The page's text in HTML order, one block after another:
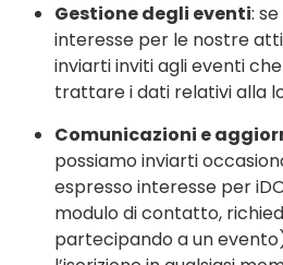
Gestione degli eventi:
interesse per le nostre
inviarti inviti agli eventi
trattare i dati relativi alla
Comunicazioni e
possiamo inviarti
espresso interesse per
modulo di contatto,
partecipando a un